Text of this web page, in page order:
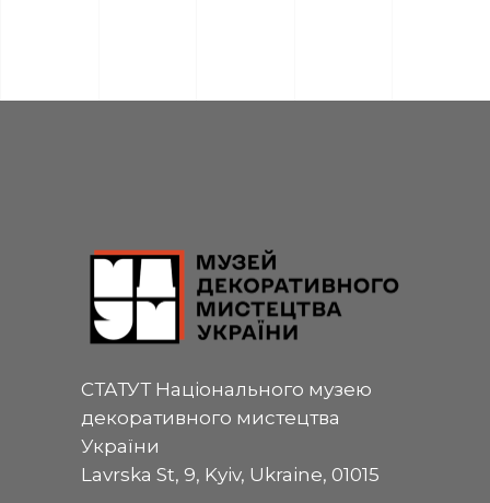
СТАТУТ Національного музею
декоративного мистецтва
України
Lavrska St, 9, Kyiv, Ukraine, 01015